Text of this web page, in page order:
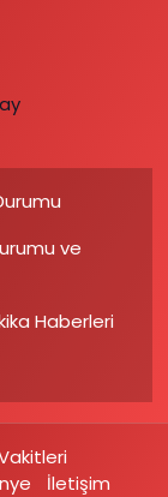
ve
Haberleri
İletişim